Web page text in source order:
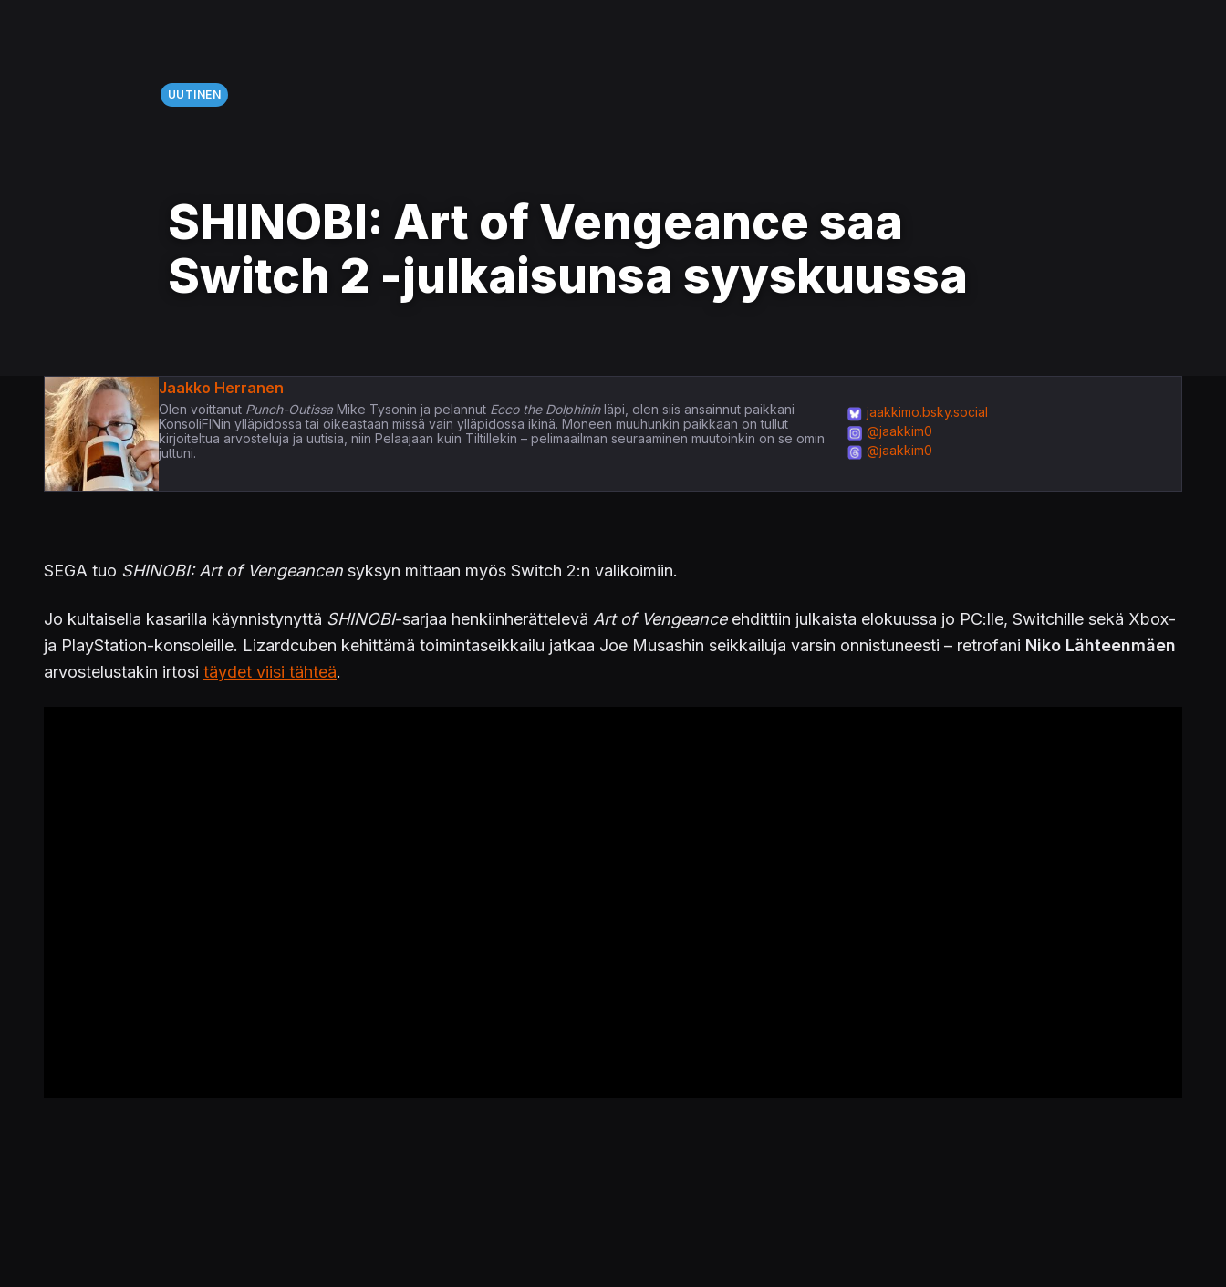
UUTINEN
SHINOBI: Art of Vengeance saa
Switch 2 -julkaisunsa syyskuussa
Jaakko Herranen
Olen voittanut Punch-Outissa Mike Tysonin ja pelannut Ecco the Dolphininläpi, olen siis ansainnut paikkani
KonsoliFINin ylläpidossa tai oikeastaan missä vain ylläpidossa ikinä. Moneen muuhunkin paikkaan on tullut
kirjoiteltua arvosteluja ja uutisia, niin Pelaajaan kuin Tiltillekin – pelimaailman seuraaminen muutoinkin on se omin
juttuni.
jaakkimo.bsky.social
@jaakkim0
@jaakkim0
SEGA tuo SHINOBI: Art of Vengeancen syksyn mittaan myös Switch 2:n valikoimiin.
Jo kultaisella kasarilla käynnistynyttä SHINOBI-sarjaa henkiinherättelevä Art of Vengeanceehdittiin julkaista elokuussa jo PC:lle, Switchille sekä Xbox-
ja PlayStation-konsoleille. Lizardcuben kehittämä toimintaseikkailu jatkaa Joe Musashin seikkailuja varsin onnistuneesti – retrofani Niko Lähteenmäen
arvostelustakin irtosi täydet viisi tähteä.